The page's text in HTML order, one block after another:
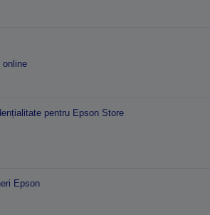
online
pentru Epson Store
Epson